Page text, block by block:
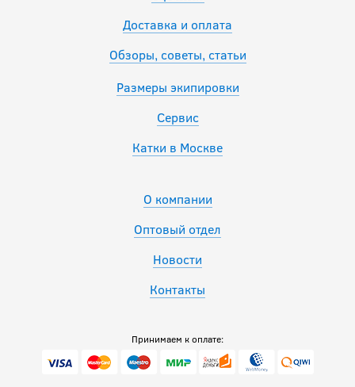
Доставка и оплата
Обзоры, советы, статьи
Размеры экипировки
Сервис
Катки в Москве
О компании
Оптовый отдел
Новости
Контакты
Принимаем к оплате: